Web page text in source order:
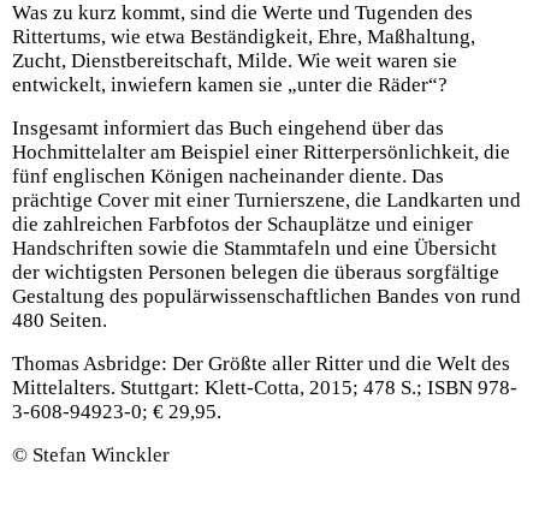
Was zu kurz kommt, sind die Werte und Tugenden des
Rittertums, wie etwa Beständigkeit, Ehre, Maßhaltung,
Zucht, Dienstbereitschaft, Milde. Wie weit waren sie
entwickelt, inwiefern kamen sie „unter die Räder“?
Insgesamt informiert das Buch eingehend über das
Hochmittelalter am Beispiel einer Ritterpersönlichkeit, die
fünf englischen Königen nacheinander diente. Das
prächtige Cover mit einer Turnierszene, die Landkarten und
die zahlreichen Farbfotos der Schauplätze und einiger
Handschriften sowie die Stammtafeln und eine Übersicht
der wichtigsten Personen belegen die überaus sorgfältige
Gestaltung des populärwissenschaftlichen Bandes von rund
480 Seiten.
Thomas Asbridge: Der Größte aller Ritter und die Welt des
Mittelalters. Stuttgart: Klett-Cotta, 2015; 478 S.; ISBN 978-
3-608-94923-0; € 29,95.
© Stefan Winckler